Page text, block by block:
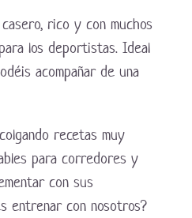
rico y con muchos
los deportistas. Ideal
acompañar de una
recetas muy
para corredores y
con sus
entrenar con nosotros?